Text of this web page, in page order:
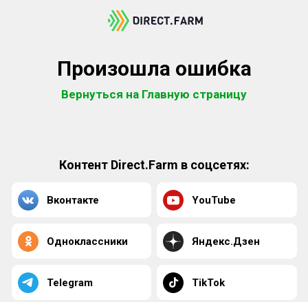
Произошла ошибка
Вернуться на Главную страницу
Контент Direct.Farm в соцсетях:
Вконтакте YouTube
Одноклассники Яндекс.Дзен
Telegram TikTok